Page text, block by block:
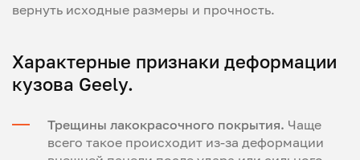
вернуть исходные размеры и прочность.
Характерные признаки деформации
кузова Geely.
Трещины лакокрасочного покрытия. Чаще
всего такое происходит из-за деформации